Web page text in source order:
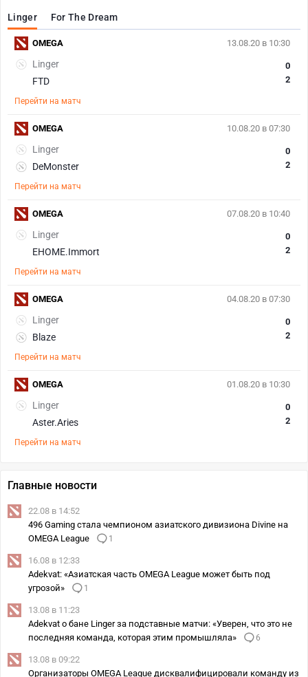
Linger For The Dream
13.08.20 в 10:30
Linger
FTD
0
2
Перейти на матч
OMEGA
10.08.20 в 07:30
Linger
DeMonster
0
2
Перейти на матч
OMEGA
07.08.20 в 10:40
Linger
EHOME.Immort
0
2
Перейти на матч
OMEGA
04.08.20 в 07:30
Linger
Blaze
0
2
Перейти на матч
OMEGA
01.08.20 в 10:30
Linger
Aster.Aries
0
2
Перейти на матч
OMEGA
Главные новости
22.08 в 14:52
496 Gaming стала чемпионом азиатского дивизиона Divine на
OMEGA League
1
16.08 в 12:33
Adekvat: «Азиатская часть OMEGA League может быть под
угрозой»
1
13.08 в 11:23
Adekvat о бане Linger за подставные матчи: «Уверен, что это не
последняя команда, которая этим промышляла»
6
13.08 в 09:22
Организаторы OMEGA League дисквалифицировали команду из